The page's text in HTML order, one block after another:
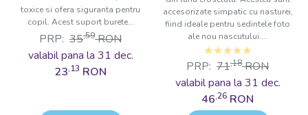
toxice si ofera siguranta pentru
copil. Acest suport burete...
PRP: 35,59 RON
valabil pana la 31 dec.
23,13 RON
accesorizate simpatic cu nasturei,
fiind ideale pentru sedintele foto
ale nou nascutului....
PRP: 71,18 RON
valabil pana la 31 dec.
46,26 RON